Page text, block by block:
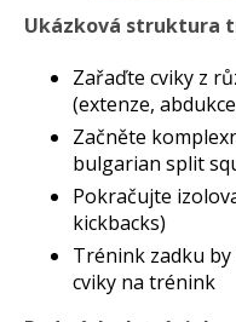
Ukázková struktura
Zařaďte cviky z
(extenze,
Začněte
bulgarian split
Pokračujte
kickbacks)
Trénink zadku
cviky na trénink